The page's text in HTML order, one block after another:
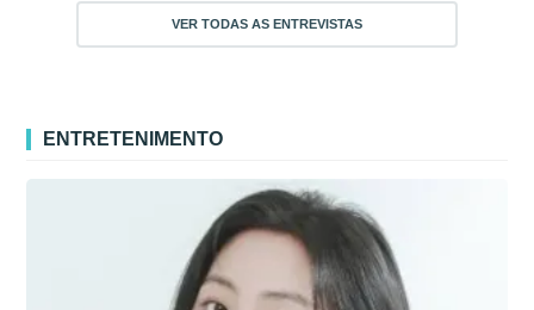
VER TODAS AS ENTREVISTAS
ENTRETENIMENTO